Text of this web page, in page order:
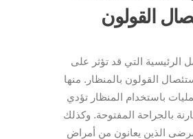
القولون
الرئيسية التي قد تؤثر على
القولون بالمنظار. منها
باستخدام المنظار تؤدي
بالجراحة المفتوحة. وكذلك
الذين يعانون من أمراض